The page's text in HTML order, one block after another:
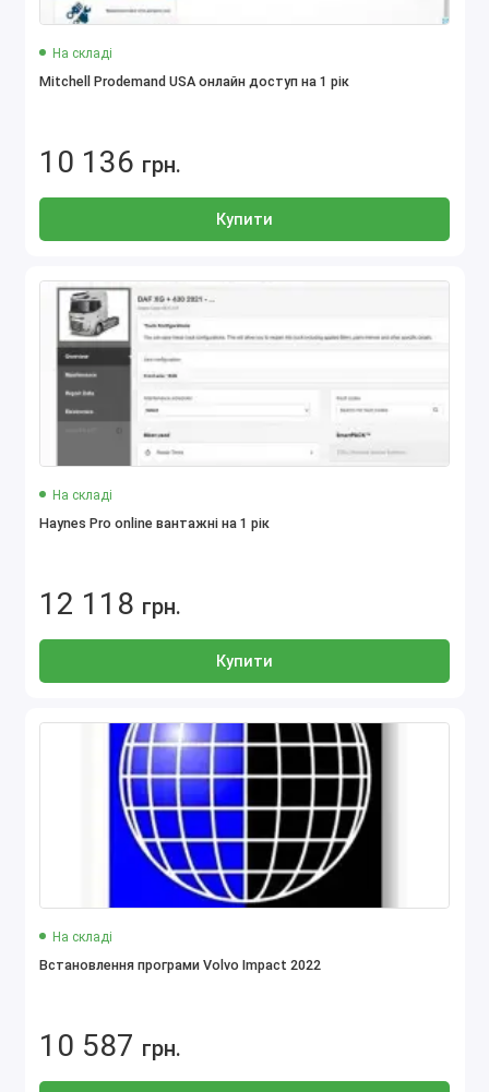
На складі
Mitchell Prodemand USA онлайн доступ на 1 рік
10 136 грн.
Купити
На складі
Haynes Pro online вантажні на 1 рік
12 118 грн.
Купити
На складі
Встановлення програми Volvo Impact 2022
10 587 грн.